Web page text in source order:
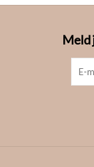
Meld